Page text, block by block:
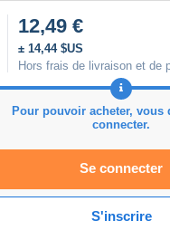
12,49 €
± 14,44 $US
Hors frais de livraison et de
Pour pouvoir acheter, vous
connecter.
Se connecter
S'inscrire